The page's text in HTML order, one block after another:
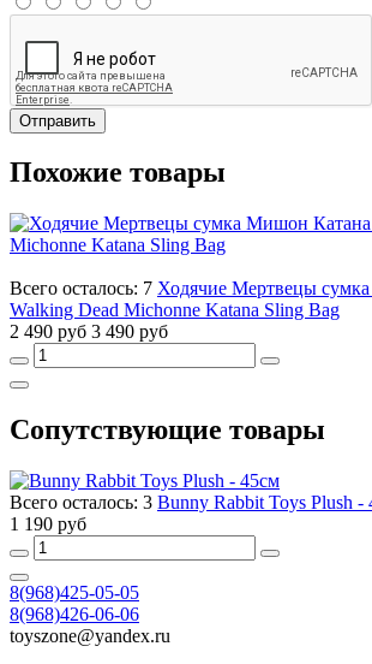
Отправить
Похожие товары
Всего осталось: 7 Ходячие Мертвецы
Walking Dead Michonne Katana Sling Bag
2 490 руб 3 490 руб
Сопутствующие товары
Всего осталось: 3 Bunny Rabbit Toys Plush -
1 190 руб
8(968)425-05-05
8(968)426-06-06
toyszone@yandex.ru